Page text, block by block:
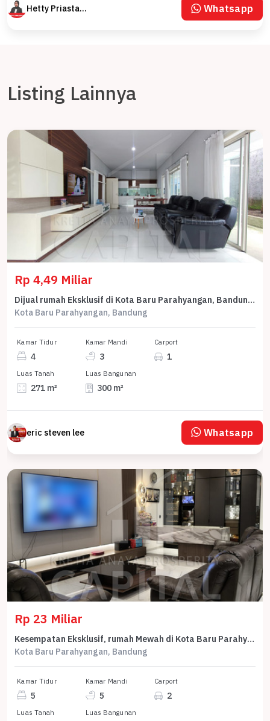
Hetty Priastaty Whatsapp
Listing Lainnya
Rp 4,49 Miliar
Dijual rumah Eksklusif di Kota Baru Parahyangan, Bandung - LT 271m²
Kota Baru Parahyangan, Bandung
Kamar Tidur
4
Kamar Mandi
3
Carport
1
Luas Tanah
271 m²
Luas Bangunan
300 m²
eric steven lee Whatsapp
Rp 23 Miliar
Kesempatan Eksklusif, rumah Mewah di Kota Baru Parahyangan, Bandung, LB 775m²
Kota Baru Parahyangan, Bandung
Kamar Tidur
5
Kamar Mandi
5
Carport
2
Luas Tanah Luas Bangunan